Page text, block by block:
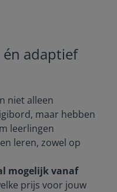
adaptief
niet alleen
maar hebben
leerlingen
leren, zowel op
mogelijk vanaf
prijs voor jouw